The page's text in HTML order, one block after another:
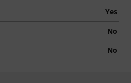
Yes
No
No